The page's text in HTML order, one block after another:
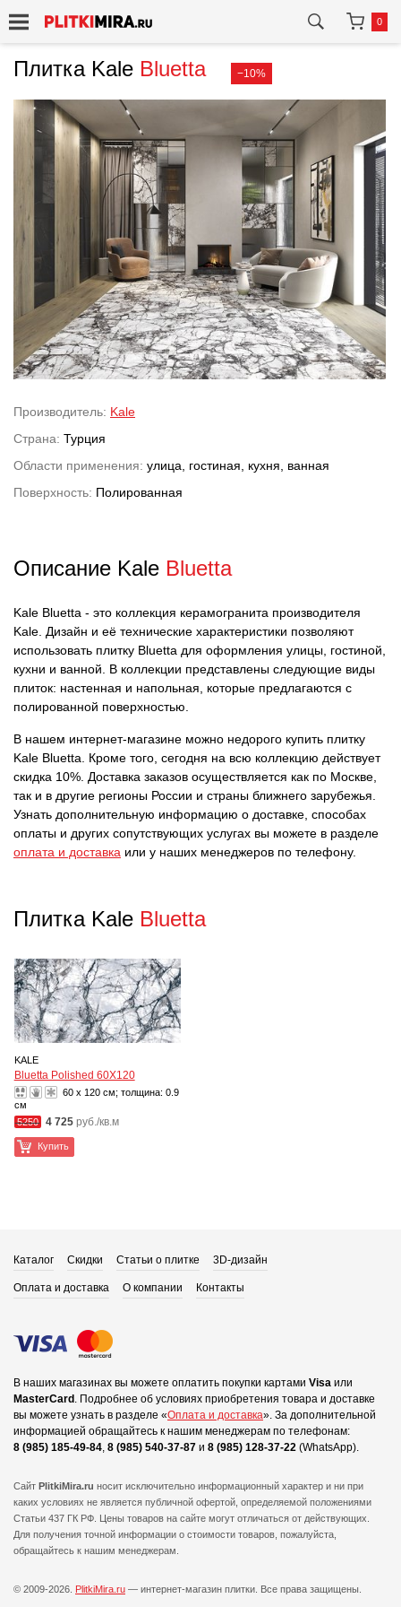
0
Плитка Kale Bluetta −10%
Производитель: Kale
Страна: Турция
Области применения: улица, гостиная, кухня, ванная
Поверхность: Полированная
Описание Kale Bluetta
Kale Bluetta - это коллекция керамогранита производителя
Kale. Дизайн и её технические характеристики позволяют
использовать плитку Bluetta для оформления улицы, гостиной,
кухни и ванной. В коллекции представлены следующие виды
плиток: настенная и напольная, которые предлагаются с
полированной поверхностью.
В нашем интернет-магазине можно недорого купить плитку
Kale Bluetta. Кроме того, сегодня на всю коллекцию действует
скидка 10%. Доставка заказов осуществляется как по Москве,
так и в другие регионы России и страны ближнего зарубежья.
Узнать дополнительную информацию о доставке, способах
оплаты и других сопутствующих услугах вы можете в разделе
оплата и доставка или у наших менеджеров по телефону.
Плитка Kale Bluetta
KALE
Bluetta Polished 60X120
60 x 120 см; толщина: 0.9
см
5250 4 725 руб./кв.м
Купить
Каталог Скидки Статьи о плитке 3D-дизайн
Оплата и доставка О компании Контакты
В наших магазинах вы можете оплатить покупки картами Visa или
MasterCard . Подробнее об условиях приобретения товара и доставке
вы можете узнать в разделе «Оплата и доставка». За дополнительной
информацией обращайтесь к нашим менеджерам по телефонам:
8 (985) 185-49-84, 8 (985) 540-37-87 и 8 (985) 128-37-22 (WhatsApp).
Сайт PlitkiMira.ru носит исключительно информационный характер и ни при
каких условиях не является публичной офертой, определяемой положениями
Статьи 437 ГК РФ. Цены товаров на сайте могут отличаться от действующих.
Для получения точной информации о стоимости товаров, пожалуйста,
обращайтесь к нашим менеджерам.
© 2009-2026. PlitkiMira.ru — интернет-магазин плитки. Все права защищены.